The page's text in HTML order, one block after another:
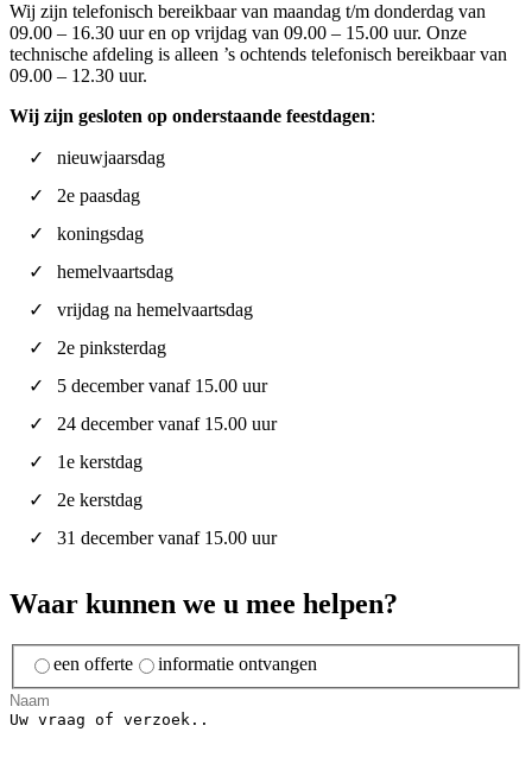
Wij zijn telefonisch bereikbaar van maandag t/m donderdag van
09.00 – 16.30 uur en op vrijdag van 09.00 – 15.00 uur. Onze
technische afdeling is alleen ’s ochtends telefonisch bereikbaar van
09.00 – 12.30 uur.
Wij zijn gesloten op onderstaande feestdagen:
nieuwjaarsdag
2e paasdag
koningsdag
hemelvaartsdag
vrijdag na hemelvaartsdag
2e pinksterdag
5 december vanaf 15.00 uur
24 december vanaf 15.00 uur
1e kerstdag
2e kerstdag
31 december vanaf 15.00 uur
Waar kunnen we u mee helpen?
een offerte informatie ontvangen